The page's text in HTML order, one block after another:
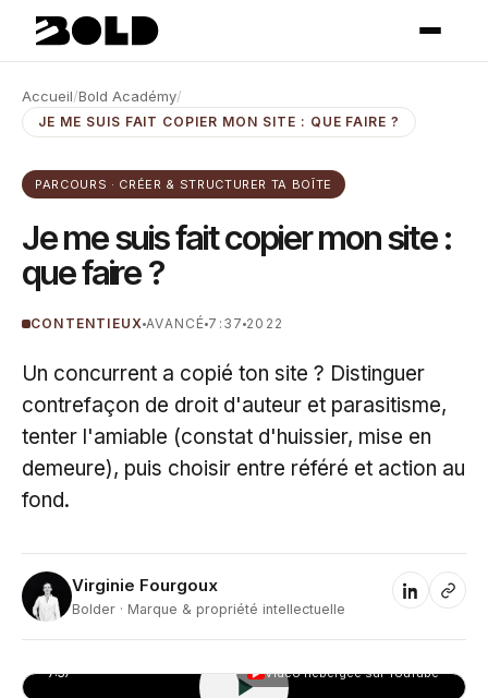
Accueil/Bold Académy/
JE ME SUIS FAIT COPIER MON SITE : QUE FAIRE ?
PARCOURS · CRÉER & STRUCTURER TA BOÎTE
Je me suis fait copier mon site :
que faire ?
CONTENTIEUX AVANCÉ 7:37 2022
Un concurrent a copié ton site ? Distinguer
contrefaçon de droit d'auteur et parasitisme,
tenter l'amiable (constat d'huissier, mise en
demeure), puis choisir entre référé et action au
fond.
VF
Virginie Fourgoux
Bolder · Marque & propriété intellectuelle
7:37 ▶ Vidéo hébergée sur YouTube